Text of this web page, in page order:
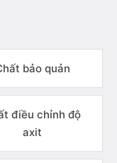
bảo quản
điều chỉnh độ
axit